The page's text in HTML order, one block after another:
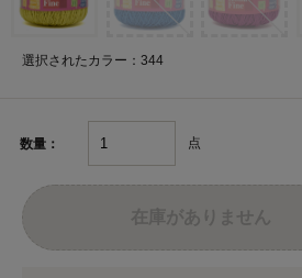
選択されたカラー：344
数量： 点